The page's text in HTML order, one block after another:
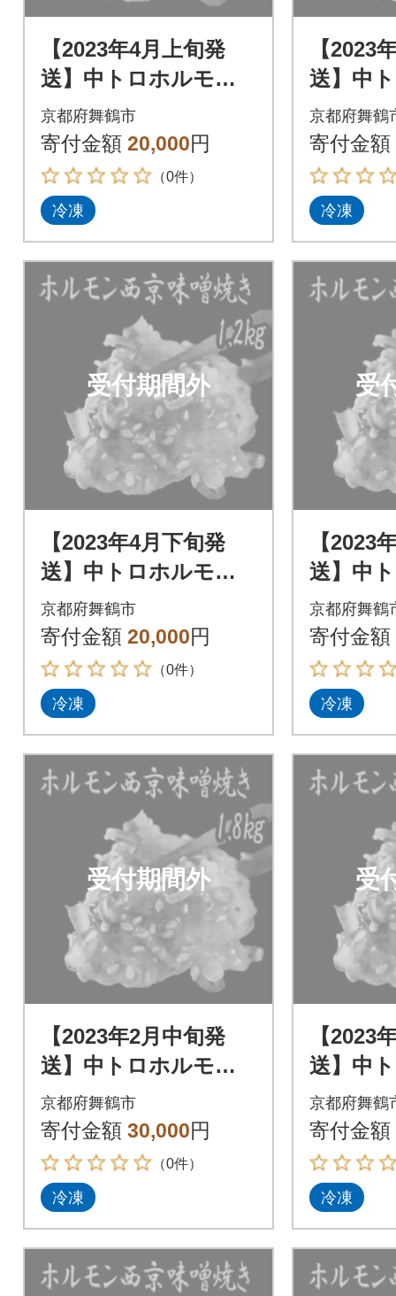
【2023年4月上旬発
送】中トロホルモン
西京味噌焼き 1.2kg
京都府舞鶴市
寄付金額 20,000円
（0件）
冷凍
【2023
送】中
西京味
京都府舞鶴
寄付金額
冷凍
受付期間外
【2023年4月下旬発
送】中トロホルモン
西京味噌焼き 1.2kg
京都府舞鶴市
寄付金額 20,000円
（0件）
冷凍
受
【2023
送】中
西京味
京都府舞鶴
寄付金額
冷凍
受付期間外
【2023年2月中旬発
送】中トロホルモン
西京味噌焼き 1.8kg
京都府舞鶴市
寄付金額 30,000円
（0件）
冷凍
受
【2023
送】中
西京味
京都府舞鶴
寄付金額
冷凍